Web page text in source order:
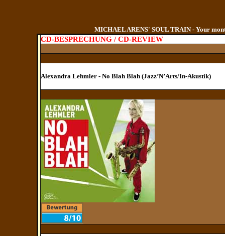
MICHAEL ARENS' SOUL TRAIN - Your
CD-BESPRECHUNG / CD-REVIEW
Alexandra Lehmler - No Blah Blah (Jazz’N’Arts/In-Akustik)